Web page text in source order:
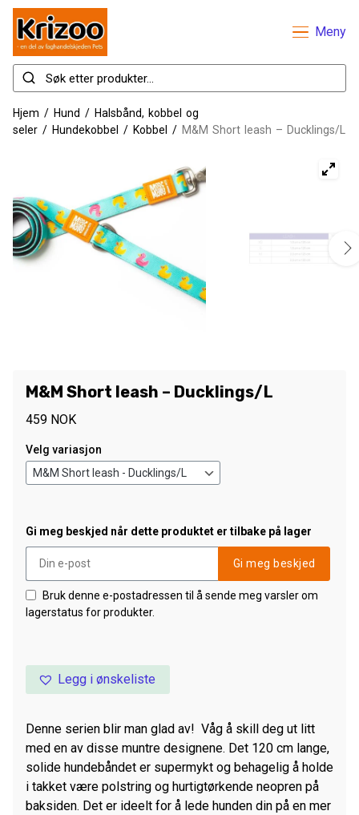
Meny
Hjem / Hund / Halsbånd, kobbel og
seler / Hundekobbel / Kobbel / M&M Short leash – Ducklings/L
M&M Short leash – Ducklings/L
459 NOK
Velg variasjon
Gi meg beskjed når dette produktet er tilbake på lager
Gi meg beskjed
Bruk denne e-postadressen til å sende meg varsler om
lagerstatus for produkter.
Legg i ønskeliste
Denne serien blir man glad av! Våg å skill deg ut litt
med en av disse muntre designene. Det 120 cm lange,
solide hundebåndet er supermykt og behagelig å holde
i takket være polstring og hurtigtørkende neopren på
baksiden. Det er ideelt for å lede hunden din på en mer